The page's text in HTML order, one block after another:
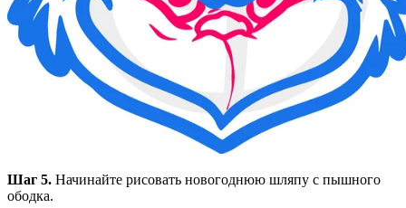
Шаг 5. Начинайте рисовать новогоднюю шляпу с пышного
ободка.